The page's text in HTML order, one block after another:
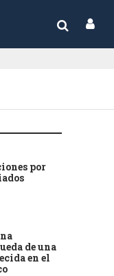
por
de una
en el